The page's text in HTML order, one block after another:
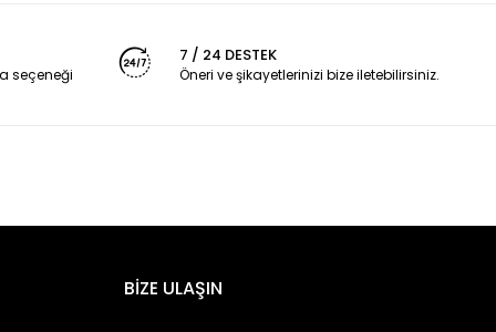
seçeneği
7 / 24 DESTEK
Öneri ve şikayetlerinizi bize iletebilirsiniz.
BİZE ULAŞIN